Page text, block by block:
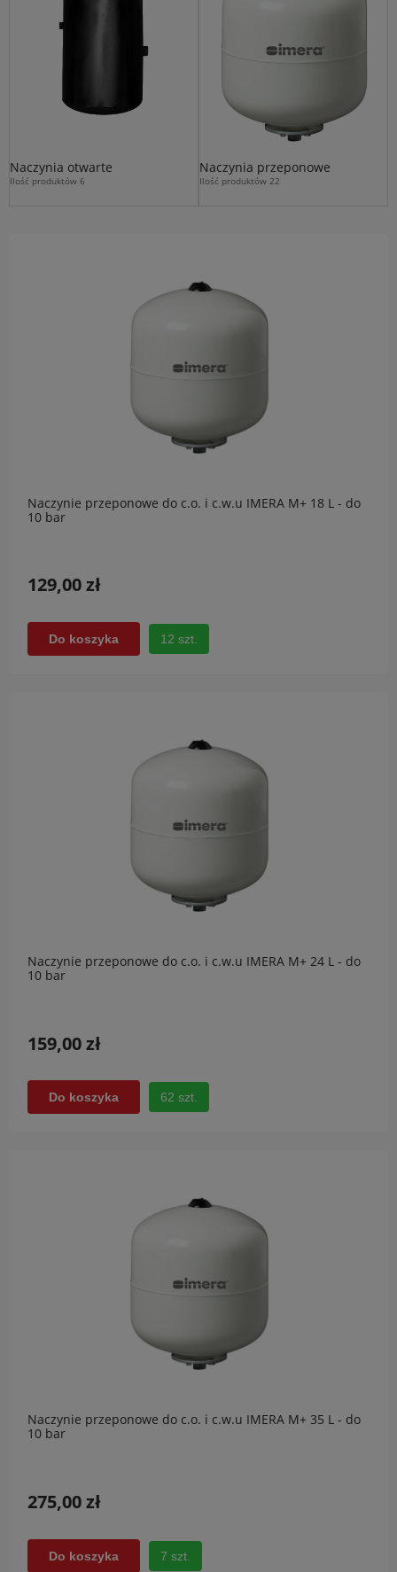
Naczynia otwarte
Ilość produktów 6
Naczynia przeponowe
Ilość produktów 22
Naczynie przeponowe do c.o. i c.w.u IMERA M+ 18 L - do
10 bar
129,00 zł
Do koszyka 12 szt.
Naczynie przeponowe do c.o. i c.w.u IMERA M+ 24 L - do
10 bar
159,00 zł
Do koszyka 62 szt.
Naczynie przeponowe do c.o. i c.w.u IMERA M+ 35 L - do
10 bar
275,00 zł
Do koszyka 7 szt.